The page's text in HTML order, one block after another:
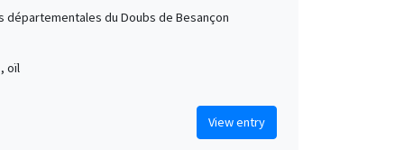
départementales du Doubs de Besançon
oïl
View entry